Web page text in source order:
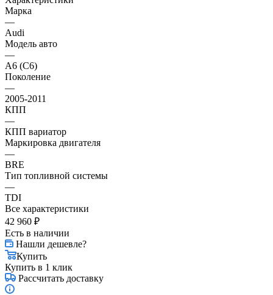
Марка
—
Audi
Модель авто
—
A6 (C6)
Поколение
—
2005-2011
КПП
—
КПП вариатор
Маркировка двигателя
—
BRE
Тип топливной системы
—
TDI
Все характеристики
42 960 ₽
Есть в наличии
Нашли дешевле?
Купить
Купить в 1 клик
Рассчитать доставку